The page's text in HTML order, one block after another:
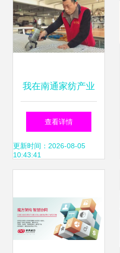
我在南通家纺产业
带，见证抖音快
手“杀进村来”
查看详情
更新时间：2026-08-05
10:43:41